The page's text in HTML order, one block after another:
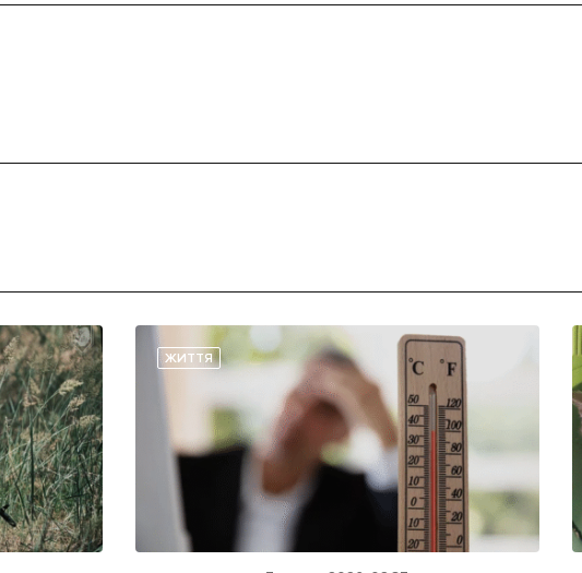
ЖИТТЯ